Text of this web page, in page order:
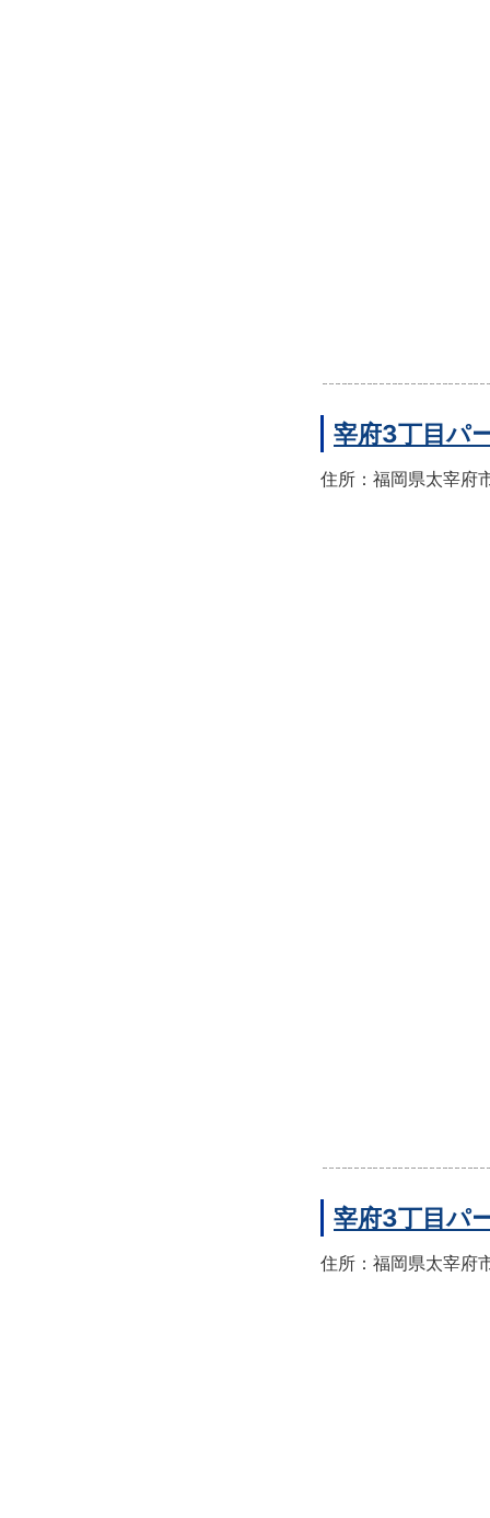
宰府3丁目パ
住所：福岡県太宰府
宰府3丁目パ
住所：福岡県太宰府